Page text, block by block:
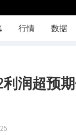
行情 数据
利润超预